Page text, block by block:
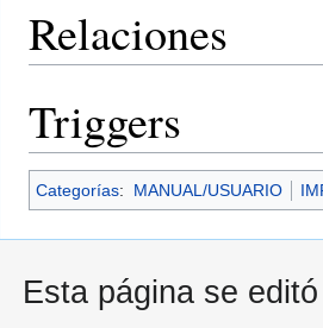
Relaciones
Triggers
Categorías: MANUAL/USUARIO
Esta página se